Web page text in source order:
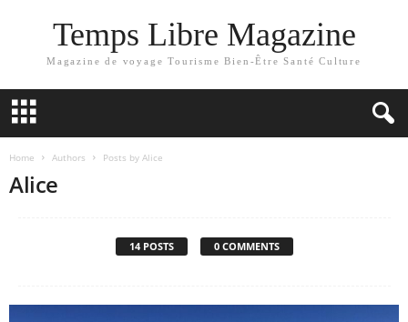
Temps Libre Magazine
Magazine de voyage Tourisme Bien-Être Santé Culture
Home Authors Posts by Alice
Alice
14 POSTS 0 COMMENTS